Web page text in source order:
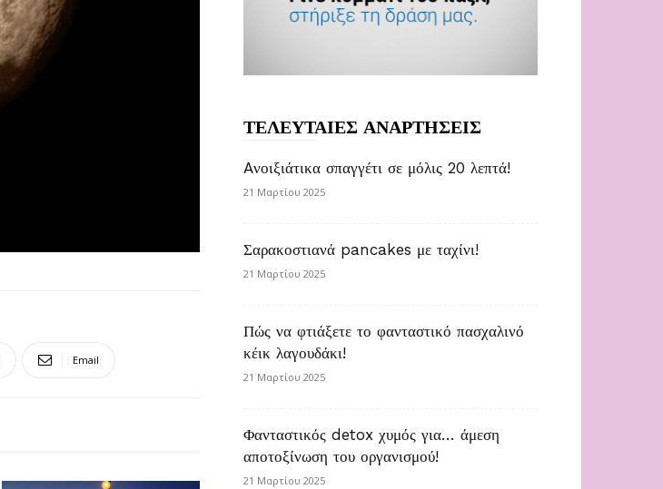
Email
ΤΕΛΕΥΤΑΙΕΣ ΑΝΑΡΤΗΣΕΙΣ
Aνοιξιάτικα σπαγγέτι σε μόλις 20 λεπτά!
21 Μαρτίου 2025
Σαρακοστιανά pancakes με ταχίνι!
21 Μαρτίου 2025
Πώς να φτιάξετε το φανταστικό πασχαλινό
κέικ λαγουδάκι!
21 Μαρτίου 2025
Φανταστικός detox χυμός για… άμεση
αποτοξίνωση του οργανισμού!
21 Μαρτίου 2025